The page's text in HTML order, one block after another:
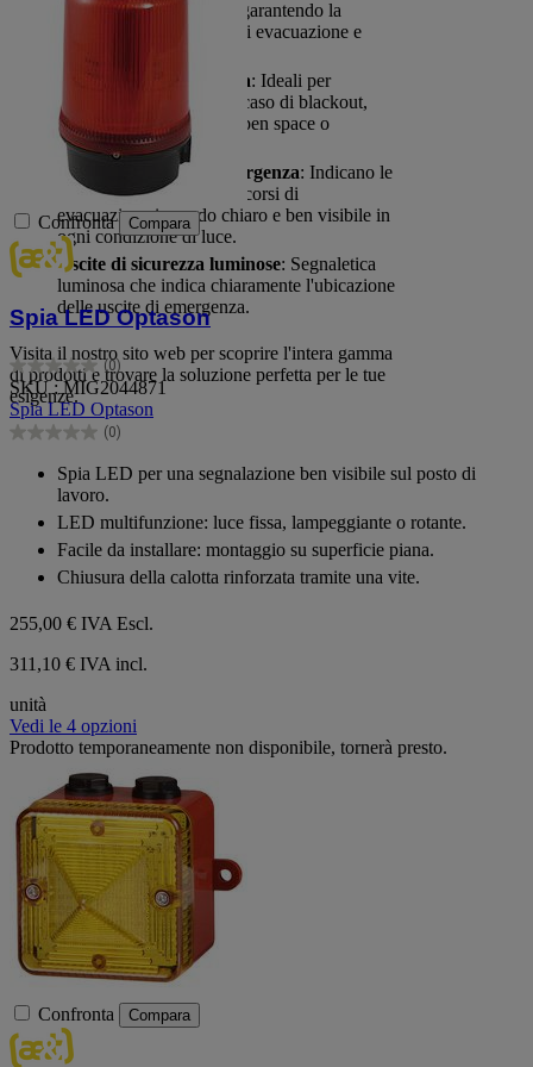
interruzione di corrente, garantendo la
visibilità lungo percorsi di evacuazione e
Plafoniere di emergenza: Ideali per
illuminare ampie aree in caso di blackout,
come magazzini, uffici open space o
corridoi.
Segnali luminosi di emergenza: Indicano le
uscite di sicurezza e i percorsi di
evacuazione in modo chiaro e ben visibile in
ogni condizione di luce.
Uscite di sicurezza luminose: Segnaletica
luminosa che indica chiaramente l'ubicazione
delle uscite di emergenza.
Visita il nostro sito web per scoprire l'intera gamma
di prodotti e trovare la soluzione perfetta per le tue
esigenze.
Confronta Compara
Spia LED Optason
(0)
0.0
su
5
stelle.
SKU : MIG2044871
Spia LED Optason
(0)
0.0
Spia LED per una segnalazione ben visibile sul posto di
lavoro.
LED multifunzione: luce fissa, lampeggiante o rotante.
Facile da installare: montaggio su superficie piana.
Chiusura della calotta rinforzata tramite una vite.
255,00 € IVA Escl.
311,10 € IVA incl.
unità
Vedi le 4 opzioni
Prodotto temporaneamente non disponibile, tornerà presto.
Confronta Compara